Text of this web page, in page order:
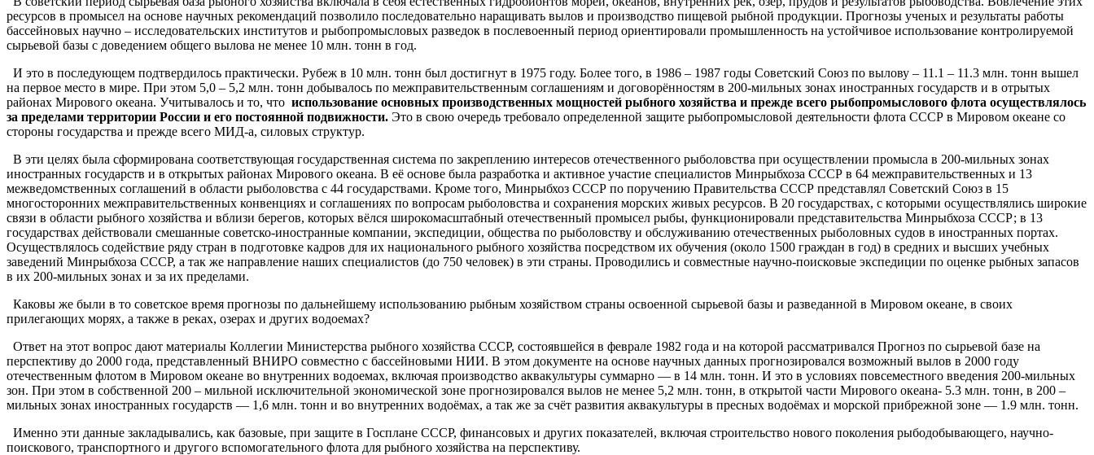
ресурсов в промысел на основе научных рекомендаций позволило последовательно наращивать вылов и производство пищевой рыбной продукции. Прогнозы ученых и результаты работы
бассейновых научно – исследовательских институтов и рыбопромысловых разведок в послевоенный период ориентировали промышленность на устойчивое использование контролируемой
сырьевой базы с доведением общего вылова не менее 10 млн. тонн в год.
И это в последующем подтвердилось практически. Рубеж в 10 млн. тонн был достигнут в 1975 году. Более того, в 1986 – 1987 годы Советский Союз по вылову – 11.1 – 11.3 млн. тонн вышел
на первое место в мире. При этом 5,0 – 5,2 млн. тонн добывалось по межправительственным соглашениям и договорённостям в 200-мильных зонах иностранных государств и в отрытых
районах Мирового океана. Учитывалось и то, что использование основных производственных мощностей рыбного хозяйства и прежде всего рыбопромыслового флота осуществлялось
за пределами территории России и его постоянной подвижности. Это в свою очередь требовало определенной защите рыбопромысловой деятельности флота СССР в Мировом океане со
стороны государства и прежде всего МИД-а, силовых структур.
В эти целях была сформирована соответствующая государственная система по закреплению интересов отечественного рыболовства при осуществлении промысла в 200-мильных зонах
иностранных государств и в открытых районах Мирового океана. В её основе была разработка и активное участие специалистов Минрыбхоза СССР в 64 межправительственных и 13
межведомственных соглашений в области рыболовства с 44 государствами. Кроме того, Минрыбхоз СССР по поручению Правительства СССР представлял Советский Союз в 15
многосторонних межправительственных конвенциях и соглашениях по вопросам рыболовства и сохранения морских живых ресурсов. В 20 государствах, с которыми осуществлялись широкие
связи в области рыбного хозяйства и вблизи берегов, которых вёлся широкомасштабный отечественный промысел рыбы, функционировали представительства Минрыбхоза СССР; в 13
государствах действовали смешанные советско-иностранные компании, экспедиции, общества по рыболовству и обслуживанию отечественных рыболовных судов в иностранных портах.
Осуществлялось содействие ряду стран в подготовке кадров для их национального рыбного хозяйства посредством их обучения (около 1500 граждан в год) в средних и высших учебных
заведений Минрыбхоза СССР, а так же направление наших специалистов (до 750 человек) в эти страны. Проводились и совместные научно-поисковые экспедиции по оценке рыбных запасов
в их 200-мильных зонах и за их пределами.
Каковы же были в то советское время прогнозы по дальнейшему использованию рыбным хозяйством страны освоенной сырьевой базы и разведанной в Мировом океане, в своих
прилегающих морях, а также в реках, озерах и других водоемах?
Ответ на этот вопрос дают материалы Коллегии Министерства рыбного хозяйства СССР, состоявшейся в феврале 1982 года и на которой рассматривался Прогноз по сырьевой базе на
перспективу до 2000 года, представленный ВНИРО совместно с бассейновыми НИИ. В этом документе на основе научных данных прогнозировался возможный вылов в 2000 году
отечественным флотом в Мировом океане во внутренних водоемах, включая производство аквакультуры суммарно — в 14 млн. тонн. И это в условиях повсеместного введения 200-мильных
зон. При этом в собственной 200 – мильной исключительной экономической зоне прогнозировался вылов не менее 5,2 млн. тонн, в открытой части Мирового океана- 5.3 млн. тонн, в 200 –
мильных зонах иностранных государств — 1,6 млн. тонн и во внутренних водоёмах, а так же за счёт развития аквакультуры в пресных водоёмах и морской прибрежной зоне — 1.9 млн. тонн.
Именно эти данные закладывались, как базовые, при защите в Госплане СССР, финансовых и других показателей, включая строительство нового поколения рыбодобывающего, научно-
поискового, транспортного и другого вспомогательного флота для рыбного хозяйства на перспективу.